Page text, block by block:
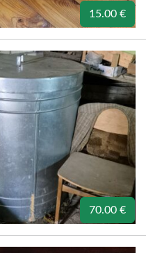
15.00 €
70.00 €